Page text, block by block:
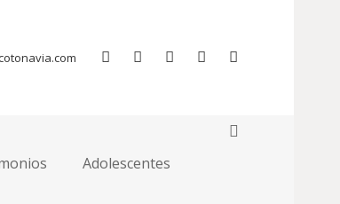
Adolescentes